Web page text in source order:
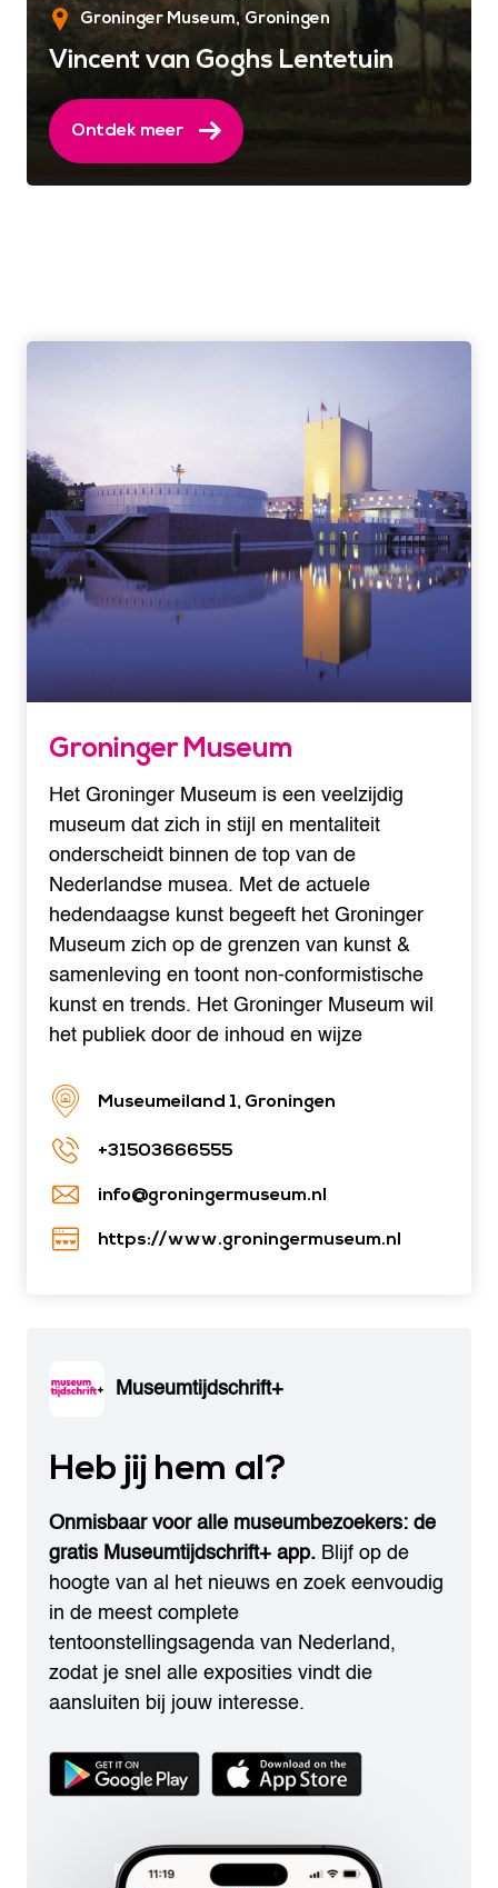
Groninger Museum Groningen
Vincent van Goghs Lentetuin
Ontdek meer
Groninger Museum
Het Groninger Museum is een veelzijdig
museum dat zich in stijl en mentaliteit
onderscheidt binnen de top van de
Nederlandse musea. Met de actuele
hedendaagse kunst begeeft het Groninger
Museum zich op de grenzen van kunst &
samenleving en toont non-conformistische
kunst en trends. Het Groninger Museum wil
het publiek door de inhoud en wijze
Museumeiland 1, Groningen
+31503666555
info@groningermuseum.nl
https://www.groningermuseum.nl
Museumtijdschrift+
Heb jij hem al?
Onmisbaar voor alle museumbezoekers: de
gratis Museumtijdschrift+ app. Blijf op de
hoogte van al het nieuws en zoek eenvoudig
in de meest complete
tentoonstellingsagenda van Nederland,
zodat je snel alle exposities vindt die
aansluiten bij jouw interesse.